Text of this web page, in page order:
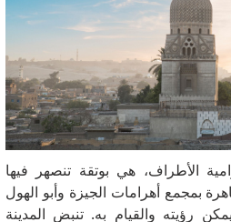
الأطراف، هي بوتقة تنصهر فيها
بمجمع أهرامات الجيزة وأبو الهول
رؤيته والقيام به. تنبض المدينة